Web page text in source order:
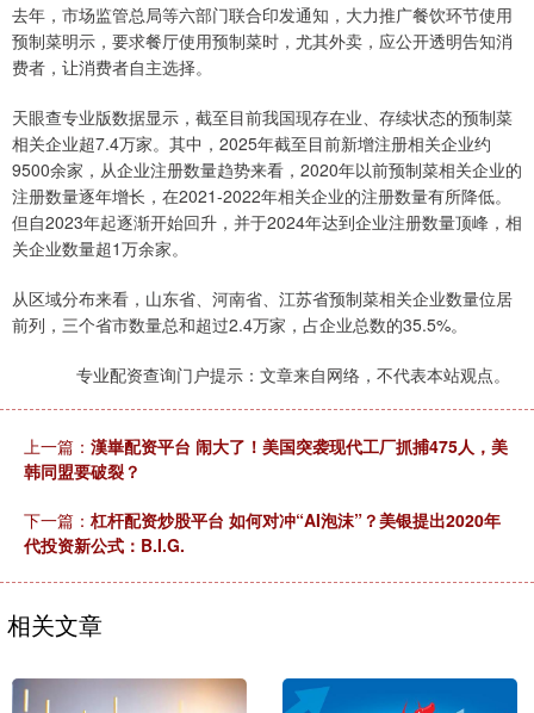
去年，市场监管总局等六部门联合印发通知，大力推广餐饮环节使用
预制菜明示，要求餐厅使用预制菜时，尤其外卖，应公开透明告知消
费者，让消费者自主选择。
天眼查专业版数据显示，截至目前我国现存在业、存续状态的预制菜
相关企业超7.4万家。其中，2025年截至目前新增注册相关企业约
9500余家，从企业注册数量趋势来看，2020年以前预制菜相关企业的
注册数量逐年增长，在2021-2022年相关企业的注册数量有所降低。
但自2023年起逐渐开始回升，并于2024年达到企业注册数量顶峰，相
关企业数量超1万余家。
从区域分布来看，山东省、河南省、江苏省预制菜相关企业数量位居
前列，三个省市数量总和超过2.4万家，占企业总数的35.5%。
专业配资查询门户提示：文章来自网络，不代表本站观点。
上一篇： 漢崋配资平台 闹大了！美国突袭现代工厂抓捕475人，美
韩同盟要破裂？
下一篇： 杠杆配资炒股平台 如何对冲“AI泡沫”？美银提出2020年
代投资新公式：B.I.G.
相关文章